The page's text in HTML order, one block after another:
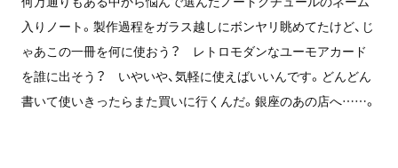
入りノート。製作過程をガラス越しにボンヤリ眺めてたけど、じ
ゃあこの一冊を何に使おう？ レトロモダンなユーモアカード
を誰に出そう？ いやいや、気軽に使えばいいんです。どんどん
書いて使いきったらまた買いに行くんだ。銀座のあの店へ……。